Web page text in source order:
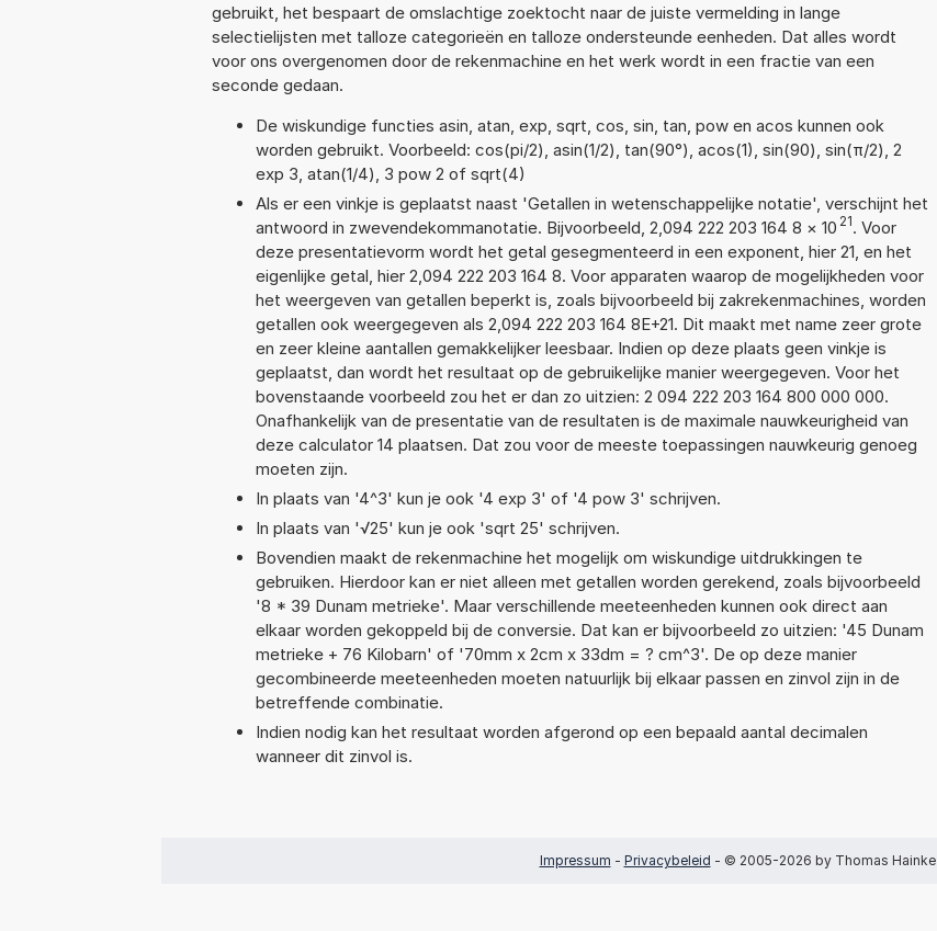
gebruikt, het bespaart de omslachtige zoektocht naar de juiste vermelding in lange
selectielijsten met talloze categorieën en talloze ondersteunde eenheden. Dat alles wordt
voor ons overgenomen door de rekenmachine en het werk wordt in een fractie van een
seconde gedaan.
De wiskundige functies asin, atan, exp, sqrt, cos, sin, tan, pow en acos kunnen ook
worden gebruikt. Voorbeeld: cos(pi/2), asin(1/2), tan(90°), acos(1), sin(90), sin(π/2), 2
exp 3, atan(1/4), 3 pow 2 of sqrt(4)
Als er een vinkje is geplaatst naast 'Getallen in wetenschappelijke notatie', verschijnt het
antwoord in zwevendekommanotatie. Bijvoorbeeld, 2,094 222 203 164 8 × 10 21. Voor
deze presentatievorm wordt het getal gesegmenteerd in een exponent, hier 21, en het
eigenlijke getal, hier 2,094 222 203 164 8. Voor apparaten waarop de mogelijkheden voor
het weergeven van getallen beperkt is, zoals bijvoorbeeld bij zakrekenmachines, worden
getallen ook weergegeven als 2,094 222 203 164 8E+21. Dit maakt met name zeer grote
en zeer kleine aantallen gemakkelijker leesbaar. Indien op deze plaats geen vinkje is
geplaatst, dan wordt het resultaat op de gebruikelijke manier weergegeven. Voor het
bovenstaande voorbeeld zou het er dan zo uitzien: 2 094 222 203 164 800 000 000.
Onafhankelijk van de presentatie van de resultaten is de maximale nauwkeurigheid van
deze calculator 14 plaatsen. Dat zou voor de meeste toepassingen nauwkeurig genoeg
moeten zijn.
In plaats van '4^3' kun je ook '4 exp 3' of '4 pow 3' schrijven.
In plaats van '√25' kun je ook 'sqrt 25' schrijven.
Bovendien maakt de rekenmachine het mogelijk om wiskundige uitdrukkingen te
gebruiken. Hierdoor kan er niet alleen met getallen worden gerekend, zoals bijvoorbeeld
'8 * 39 Dunam metrieke'. Maar verschillende meeteenheden kunnen ook direct aan
elkaar worden gekoppeld bij de conversie. Dat kan er bijvoorbeeld zo uitzien: '45 Dunam
metrieke + 76 Kilobarn' of '70mm x 2cm x 33dm = ? cm^3'. De op deze manier
gecombineerde meeteenheden moeten natuurlijk bij elkaar passen en zinvol zijn in de
betreffende combinatie.
Indien nodig kan het resultaat worden afgerond op een bepaald aantal decimalen
wanneer dit zinvol is.
Impressum - Privacybeleid - © 2005-2026 by Thomas Hainke